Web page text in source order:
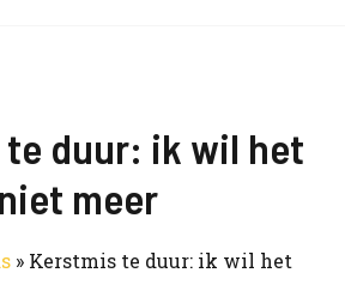
duur: ik wil het
niet meer
» Kerstmis te duur: ik wil het